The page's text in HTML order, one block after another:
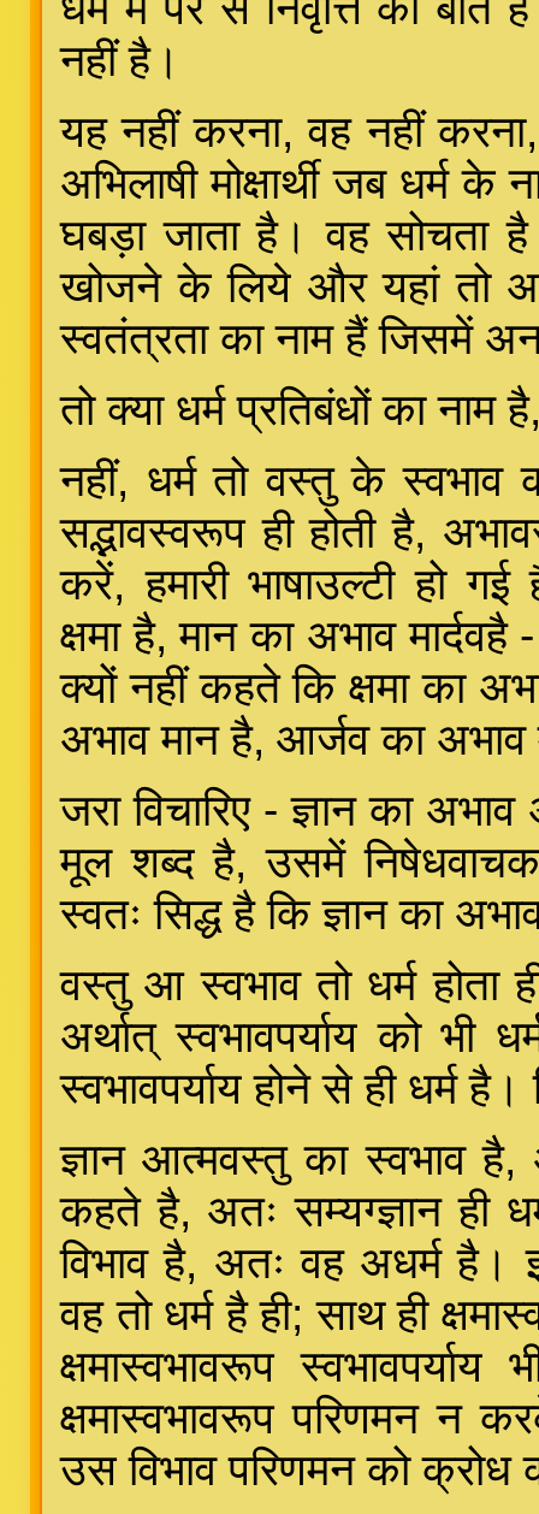
नहीं है।
यह नहीं करना, वह नहीं
अभिलाषी मोक्षार्थी जब धर्म
घबड़ा जाता है। वह सोचता
खोजने के लिये और यहां तो
स्वतंत्रता का नाम हैं जिसमें
तो क्या धर्म प्रतिबंधों का
नहीं, धर्म तो वस्तु के
सद्भावस्वरूप ही होती है,
करें, हमारी भाषाउल्टी हो
क्षमा है, मान का अभाव
क्यों नहीं कहते कि क्षमा का
अभाव मान है, आर्जव का अभाव
जरा विचारिए - ज्ञान का अभाव
मूल शब्द है, उसमें निषेधवाचक
स्वतः सिद्ध है कि ज्ञान का
वस्तु आ स्वभाव तो धर्म होता
अर्थात् स्वभावपर्याय को भी
स्वभावपर्याय होने से ही धर्म
ज्ञान आत्मवस्तु का स्वभाव है,
कहते है, अतः सम्यग्ज्ञान ही
विभाव है, अतः वह अधर्म है।
वह तो धर्म है ही; साथ ही
क्षमास्वभावरूप
क्षमास्वभावरूप परिणमन न
उस विभाव परिणमन को क्रोध